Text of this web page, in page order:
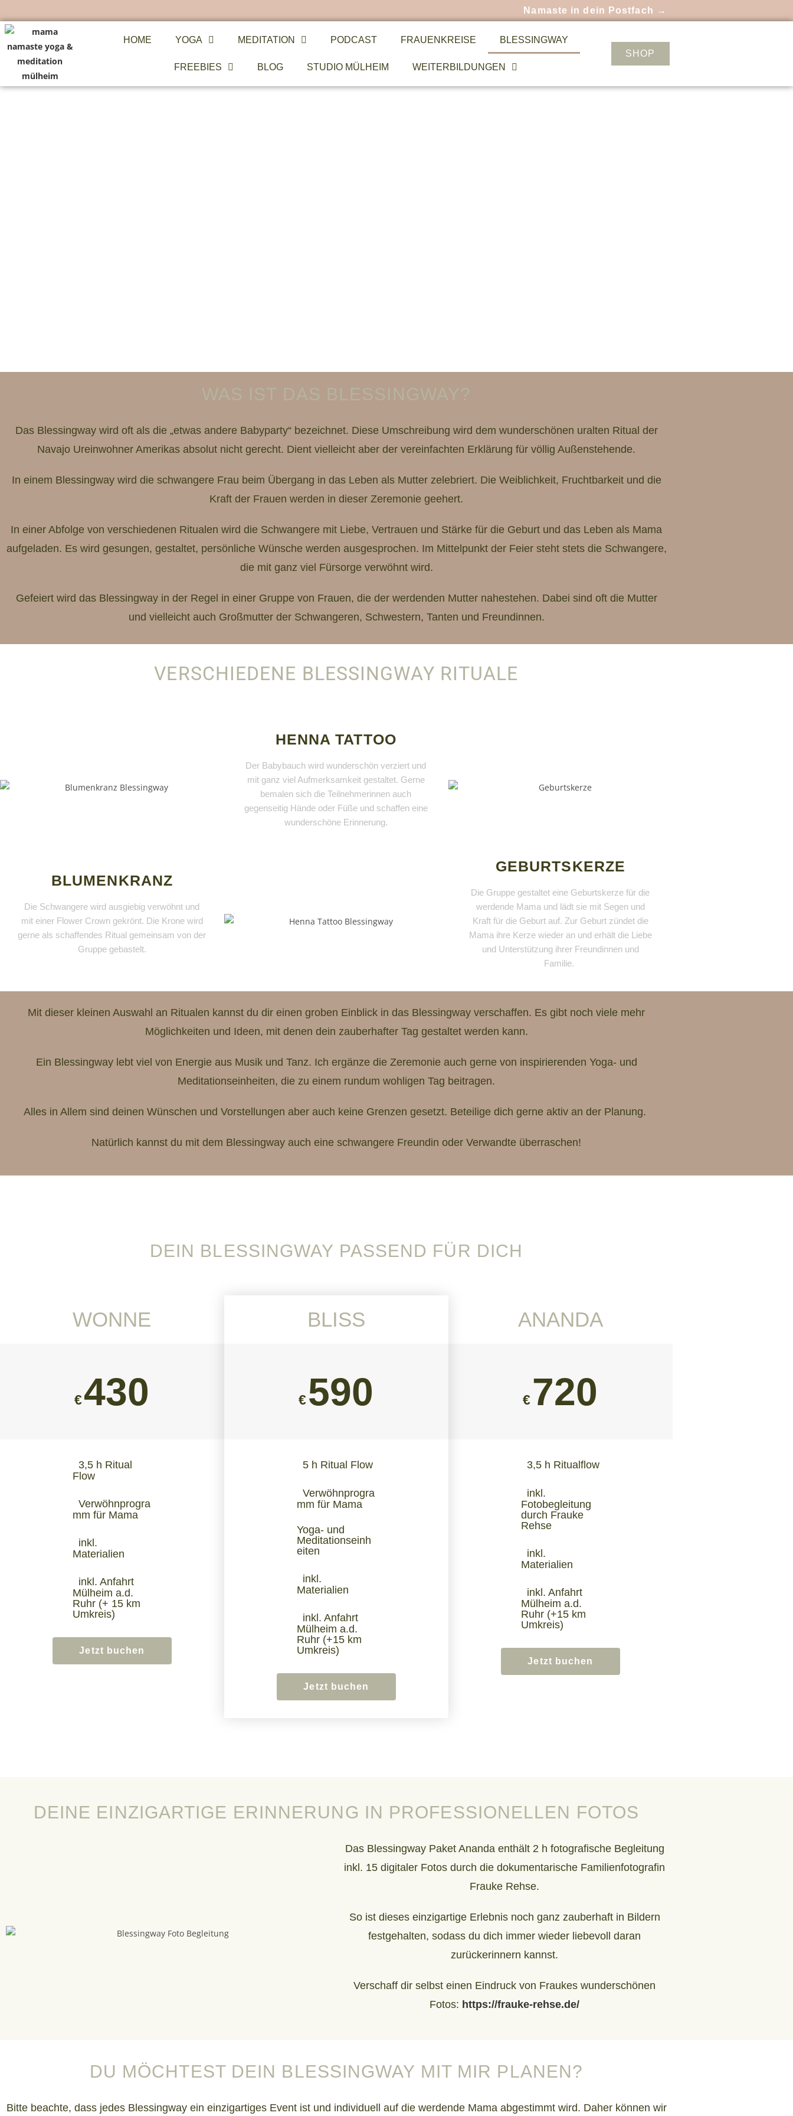
Namaste in dein Postfach →
HOME YOGA MEDITATION PODCAST FRAUENKREISE BLESSINGWAY
FREEBIES BLOG STUDIO MÜLHEIM WEITERBILDUNGEN
SHOP
Das Blessingway wird oft als die „etwas andere Babyparty“ bezeichnet. Diese Umschreibung wird dem wunderschönen uralten Ritual der
Navajo Ureinwohner Amerikas absolut nicht gerecht. Dient vielleicht aber der vereinfachten Erklärung für völlig Außenstehende.
In einem Blessingway wird die schwangere Frau beim Übergang in das Leben als Mutter zelebriert. Die Weiblichkeit, Fruchtbarkeit und die
Kraft der Frauen werden in dieser Zeremonie geehert.
In einer Abfolge von verschiedenen Ritualen wird die Schwangere mit Liebe, Vertrauen und Stärke für die Geburt und das Leben als Mama
aufgeladen. Es wird gesungen, gestaltet, persönliche Wünsche werden ausgesprochen. Im Mittelpunkt der Feier steht stets die Schwangere,
die mit ganz viel Fürsorge verwöhnt wird.
Gefeiert wird das Blessingway in der Regel in einer Gruppe von Frauen, die der werdenden Mutter nahestehen. Dabei sind oft die Mutter
und vielleicht auch Großmutter der Schwangeren, Schwestern, Tanten und Freundinnen.
VERSCHIEDENE BLESSINGWAY RITUALE
HENNA TATTOO
Der Babybauch wird wunderschön verziert und
mit ganz viel Aufmerksamkeit gestaltet. Gerne
bemalen sich die Teilnehmerinnen auch
gegenseitig Hände oder Füße und schaffen eine
wunderschöne Erinnerung.
BLUMENKRANZ
Die Schwangere wird ausgiebig verwöhnt und
mit einer Flower Crown gekrönt. Die Krone wird
gerne als schaffendes Ritual gemeinsam von der
Gruppe gebastelt.
GEBURTSKERZE
Die Gruppe gestaltet eine Geburtskerze für die
werdende Mama und lädt sie mit Segen und
Kraft für die Geburt auf. Zur Geburt zündet die
Mama ihre Kerze wieder an und erhält die Liebe
und Unterstützung ihrer Freundinnen und
Familie.
Mit dieser kleinen Auswahl an Ritualen kannst du dir einen groben Einblick in das Blessingway verschaffen. Es gibt noch viele mehr
Möglichkeiten und Ideen, mit denen dein zauberhafter Tag gestaltet werden kann.
Ein Blessingway lebt viel von Energie aus Musik und Tanz. Ich ergänze die Zeremonie auch gerne von inspirierenden Yoga- und
Meditationseinheiten, die zu einem rundum wohligen Tag beitragen.
Alles in Allem sind deinen Wünschen und Vorstellungen aber auch keine Grenzen gesetzt. Beteilige dich gerne aktiv an der Planung.
Natürlich kannst du mit dem Blessingway auch eine schwangere Freundin oder Verwandte überraschen!
DEIN BLESSINGWAY PASSEND FÜR DICH
WONNE
€430
3,5 h Ritual
Flow
Verwöhnprogra
mm für Mama
inkl.
Materialien
inkl. Anfahrt
Mülheim a.d.
Ruhr (+ 15 km
Umkreis)
Jetzt buchen
BLISS
€590
5 h Ritual Flow
Verwöhnprogra
mm für Mama
Yoga- und
Meditationseinh
eiten
inkl.
Materialien
inkl. Anfahrt
Mülheim a.d.
Ruhr (+15 km
Umkreis)
Jetzt buchen
ANANDA
€720
3,5 h Ritualflow
inkl.
Fotobegleitung
durch Frauke
Rehse
inkl.
Materialien
inkl. Anfahrt
Mülheim a.d.
Ruhr (+15 km
Umkreis)
Jetzt buchen
DEINE EINZIGARTIGE ERINNERUNG IN PROFESSIONELLEN FOTOS
Das Blessingway Paket Ananda enthält 2 h fotografische Begleitung
inkl. 15 digitaler Fotos durch die dokumentarische Familienfotografin
Frauke Rehse.
So ist dieses einzigartige Erlebnis noch ganz zauberhaft in Bildern
festgehalten, sodass du dich immer wieder liebevoll daran
zurückerinnern kannst.
Verschaff dir selbst einen Eindruck von Fraukes wunderschönen
Fotos: https://frauke-rehse.de/
DU MÖCHTEST DEIN BLESSINGWAY MIT MIR PLANEN?
Bitte beachte, dass jedes Blessingway ein einzigartiges Event ist und individuell auf die werdende Mama abgestimmt wird. Daher können wir